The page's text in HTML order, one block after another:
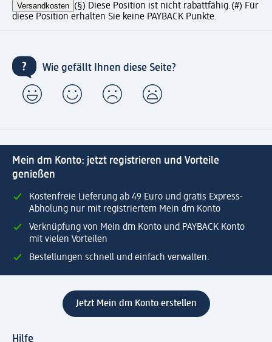
Versandkosten (§) Diese Position ist nicht rabattfähig.(#) Für
diese Position erhalten Sie keine PAYBACK Punkte.
Wie gefällt Ihnen diese Seite?
Mein dm Konto: jetzt registrieren und Vorteile
genießen
Kostenfreie Lieferung ab 49 Euro und gratis Express-
Abholung nur mit registriertem Mein dm Konto
Verknüpfung von Mein dm Konto und PAYBACK Konto
mit vielen Vorteilen
Bestellungen schnell und einfach verwalten.
Jetzt Mein dm Konto erstellen
Hilfe